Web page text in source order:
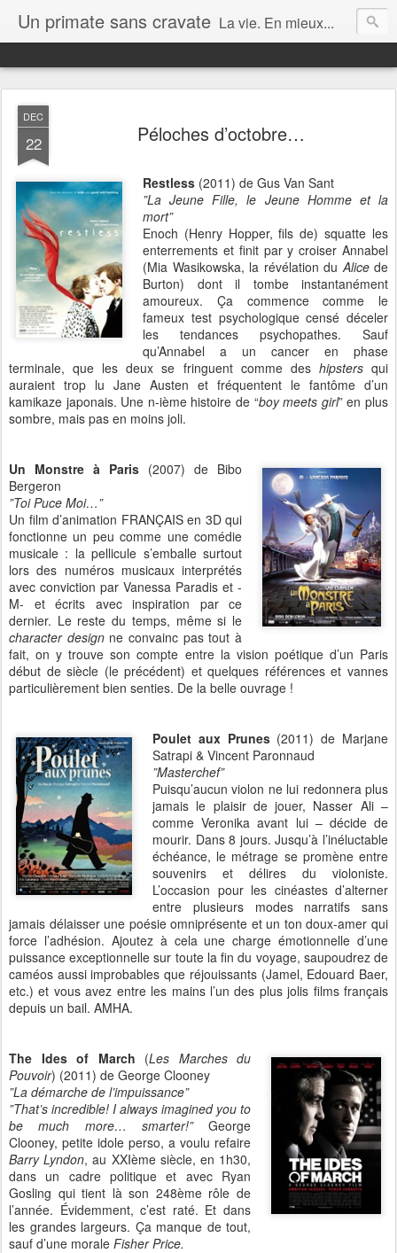
Un primate sans cravate La vie. En mieux...
DEC
22 Péloches d’octobre…
Restless (2011) de Gus Van Sant
”La Jeune Fille, le Jeune Homme et la
mort”
Enoch (Henry Hopper, fils de) squatte les
enterrements et finit par y croiser Annabel
(Mia Wasikowska, la révélation duAlicede
Burton) dont il tombe instantanément
amoureux. Ça commence comme le
fameux test psychologique censé déceler
les tendances psychopathes. Sauf
qu’Annabel a un cancer en phase
terminale, que les deux se fringuent comme des hipstersqui
auraient trop lu Jane Austen et fréquentent le fantôme d’un
kamikaze japonais. Une n-ième histoire de “boy meets girl” en plus
sombre, mais pas en moins joli.
Un Monstre à Paris (2007) de Bibo
Bergeron
”Toi Puce Moi…”
Un film d’animation FRANÇAIS en 3D qui
fonctionne un peu comme une comédie
musicale : la pellicule s’emballe surtout
lors des numéros musicaux interprétés
avec conviction par Vanessa Paradis et -
M- et écrits avec inspiration par ce
dernier. Le reste du temps, même si le
character designne convainc pas tout à
fait, on y trouve son compte entre la vision poétique d’un Paris
début de siècle (le précédent) et quelques références et vannes
particulièrement bien senties. De la belle ouvrage !
Poulet aux Prunes(2011) de Marjane
Satrapi & Vincent Paronnaud
”Masterchef”
Puisqu’aucun violon ne lui redonnera plus
jamais le plaisir de jouer, Nasser Ali –
comme Veronika avant lui – décide de
mourir. Dans 8 jours. Jusqu’à l’inéluctable
échéance, le métrage se promène entre
souvenirs et délires du violoniste.
L’occasion pour les cinéastes d’alterner
entre plusieurs modes narratifs sans
jamais délaisser une poésie omniprésente et un ton doux-amer qui
force l’adhésion. Ajoutez à cela une charge émotionnelle d’une
puissance exceptionnelle sur toute la fin du voyage, saupoudrez de
caméos aussi improbables que réjouissants (Jamel, Edouard Baer,
etc.) et vous avez entre les mains l’un des plus jolis films français
depuis un bail. AMHA.
The Ides of March (Les Marches du
Pouvoir) (2011) de George Clooney
”La démarche de l’impuissance”
”That’s incredible! I always imagined you to
be much more… smarter!”George
Clooney, petite idole perso, a voulu refaire
Barry Lyndon, au XXIème siècle, en 1h30,
dans un cadre politique et avec Ryan
Gosling qui tient là son 248ème rôle de
l’année. Évidemment, c’est raté. Et dans
les grandes largeurs. Ça manque de tout,
sauf d’une morale Fisher Price.